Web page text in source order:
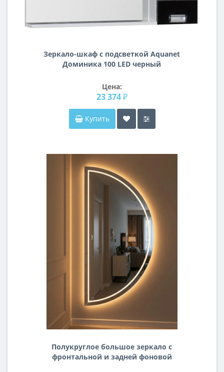
Зеркало-шкаф с подсветкой Aquanet
Доминика 100 LED черный
Цена:
23 374 ₽
Купить
Полукруглое большое зеркало с
фронтальной и задней фоновой